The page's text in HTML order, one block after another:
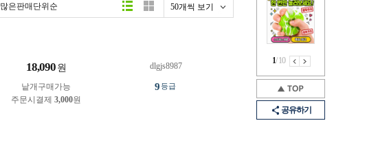
1/10
공유하기
많은판매단위순 50개씩 보기
18,090 원
낱개구매가능
주문시결제 3,000원
dlgjs8987
9등급